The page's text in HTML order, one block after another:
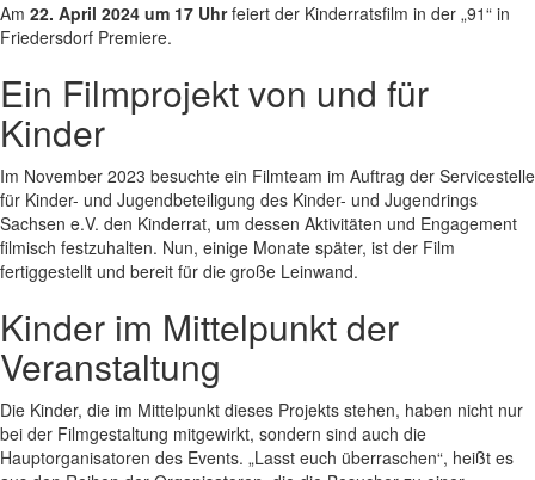
Am 22. April 2024 um 17 Uhrfeiert der Kinderratsfilm in der „91“ in
Friedersdorf Premiere.
Ein Filmprojekt von und für
Kinder
Im November 2023 besuchte ein Filmteam im Auftrag der Servicestelle
für Kinder- und Jugendbeteiligung des Kinder- und Jugendrings
Sachsen e.V. den Kinderrat, um dessen Aktivitäten und Engagement
filmisch festzuhalten. Nun, einige Monate später, ist der Film
fertiggestellt und bereit für die große Leinwand.
Kinder im Mittelpunkt der
Veranstaltung
Die Kinder, die im Mittelpunkt dieses Projekts stehen, haben nicht nur
bei der Filmgestaltung mitgewirkt, sondern sind auch die
Hauptorganisatoren des Events. „Lasst euch überraschen“, heißt es